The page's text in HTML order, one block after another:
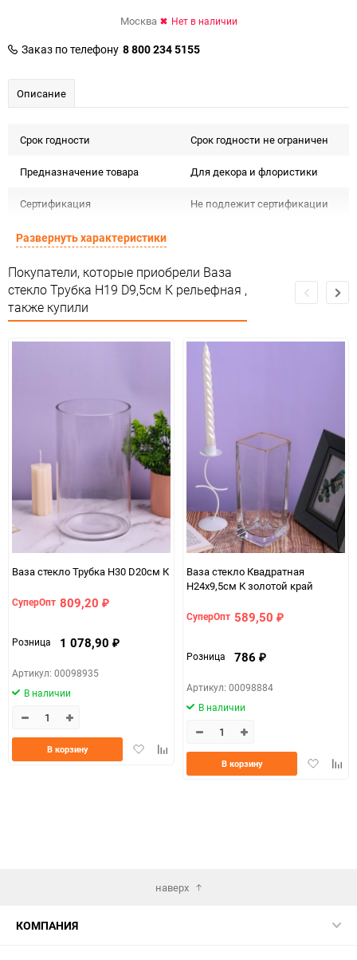
Москва Нет в наличии
Заказ по телефону 8 800 234 5155
Описание
Срок годности Срок годности не ограничен
Предназначение товара Для декора и флористики
Сертификация Не подлежит сертификации
Особые условия
Минимальное количество 1
Единица измерения шт
Развернуть характеристики
Покупатели, которые приобрели Ваза
стекло Трубка H19 D9,5см К рельефная ,
также купили
Ваза стекло Трубка H30 D20см К
СуперОпт 809,20 ₽
Розница 1 078,90 ₽
Артикул: 00098935
В наличии
ДобавитьДобавить
сравнению
В корзину
Ваза стекло Квадратная
H24х9,5см К золотой край
СуперОпт 589,50 ₽
Розница 786 ₽
Артикул: 00098884
В наличии
Добавить
В корзину
наверх
КОМПАНИЯ